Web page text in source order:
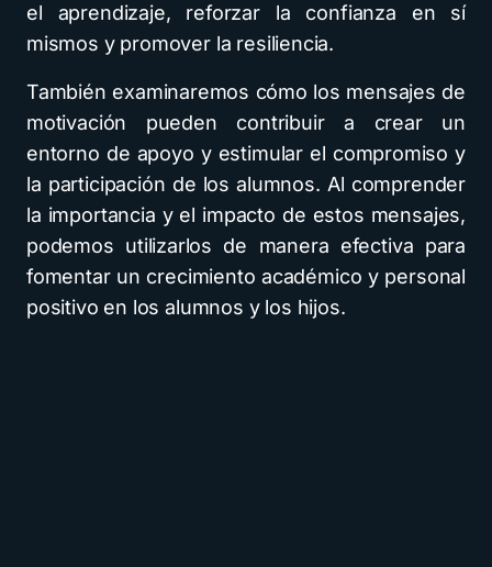
el aprendizaje, reforzar la confianza en sí
mismos y promover la resiliencia.
También examinaremos cómo los mensajes de
motivación pueden contribuir a crear un
entorno de apoyo y estimular el compromiso y
la participación de los alumnos. Al comprender
la importancia y el impacto de estos mensajes,
podemos utilizarlos de manera efectiva para
fomentar un crecimiento académico y personal
positivo en los alumnos y los hijos.